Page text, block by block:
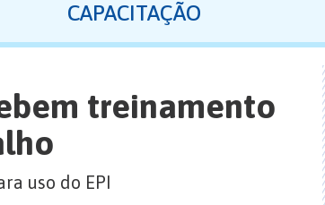
CAPACITAÇÃO
treinamento
uso do EPI